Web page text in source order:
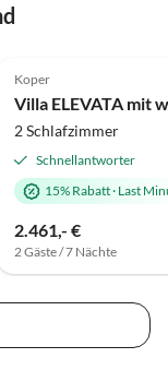
Koper
2 Schlafzimmer
Schnellantworter
15% Rabatt· Last
2.461,- €
2 Gäste / 7 Nächte